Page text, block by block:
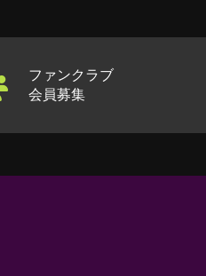
ファンクラブ
会員募集